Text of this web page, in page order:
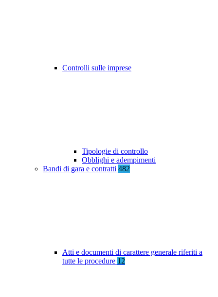
Controlli sulle imprese
Tipologie di controllo
Obblighi e adempimenti
Bandi di gara e contratti 482
Atti e documenti di carattere generale riferiti a
tutte le procedure 12